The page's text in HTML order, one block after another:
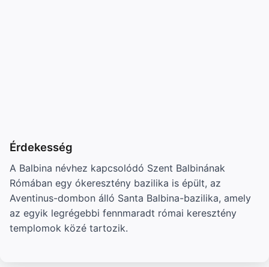
Érdekesség
A Balbina névhez kapcsolódó Szent Balbinának
Rómában egy ókeresztény bazilika is épült, az
Aventinus-dombon álló Santa Balbina-bazilika, amely
az egyik legrégebbi fennmaradt római keresztény
templomok közé tartozik.